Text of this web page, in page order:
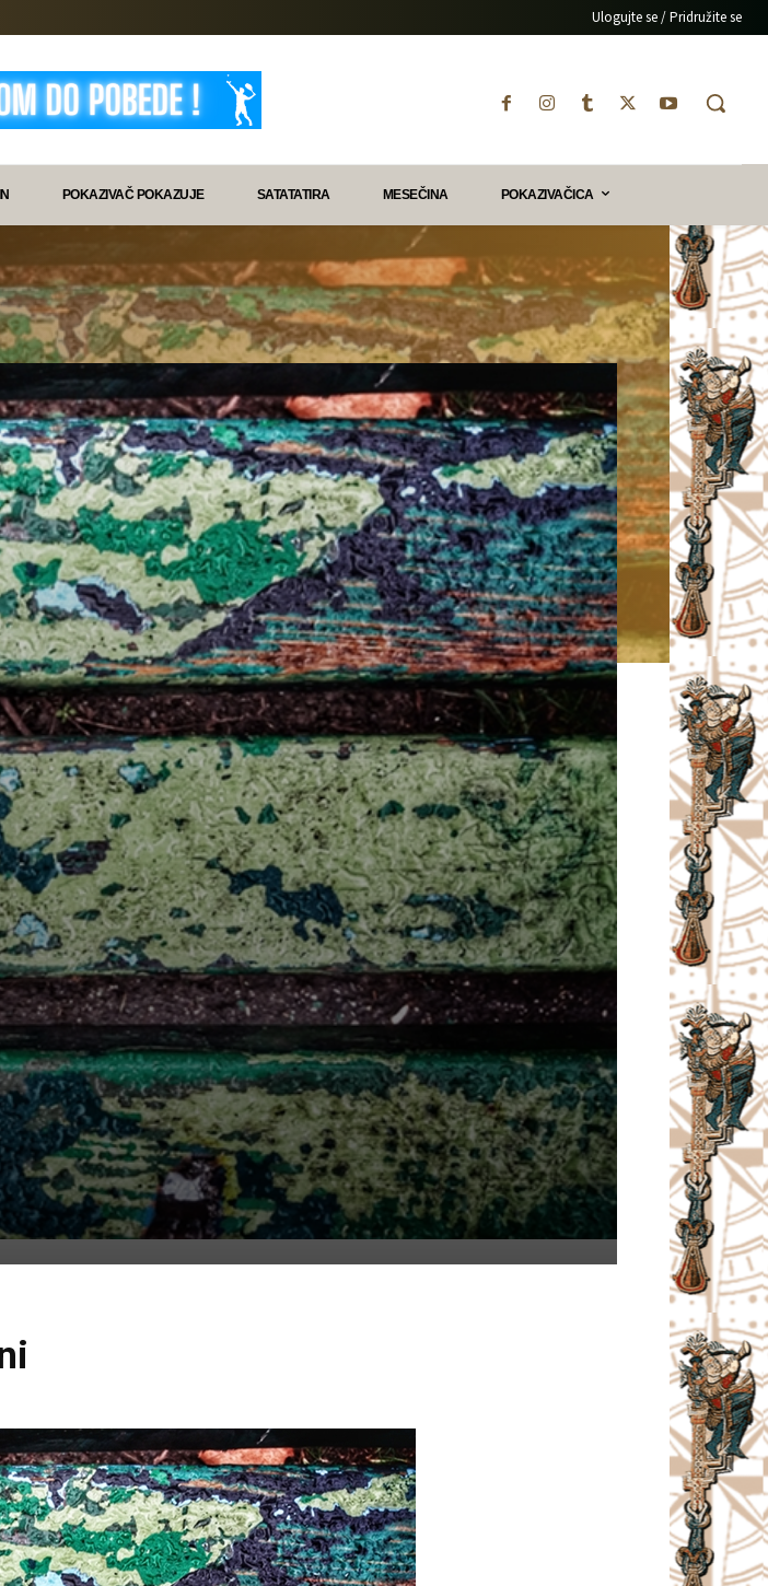
Ulogujte se / Pridružite se
POKAZIVAČ POKAZUJE SATATATIRA MESEČINA POKAZIVAČICA